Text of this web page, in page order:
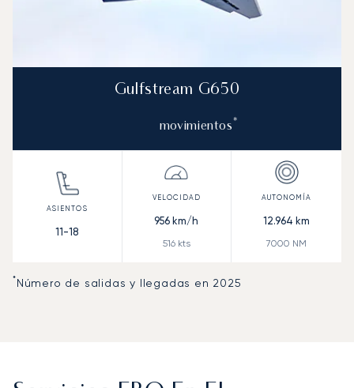
Gulfstream G650
movimientos*
11-18
956 km/h
516kts
12.964 km
7000 NM
*Número de salidas y llegadas en 2025